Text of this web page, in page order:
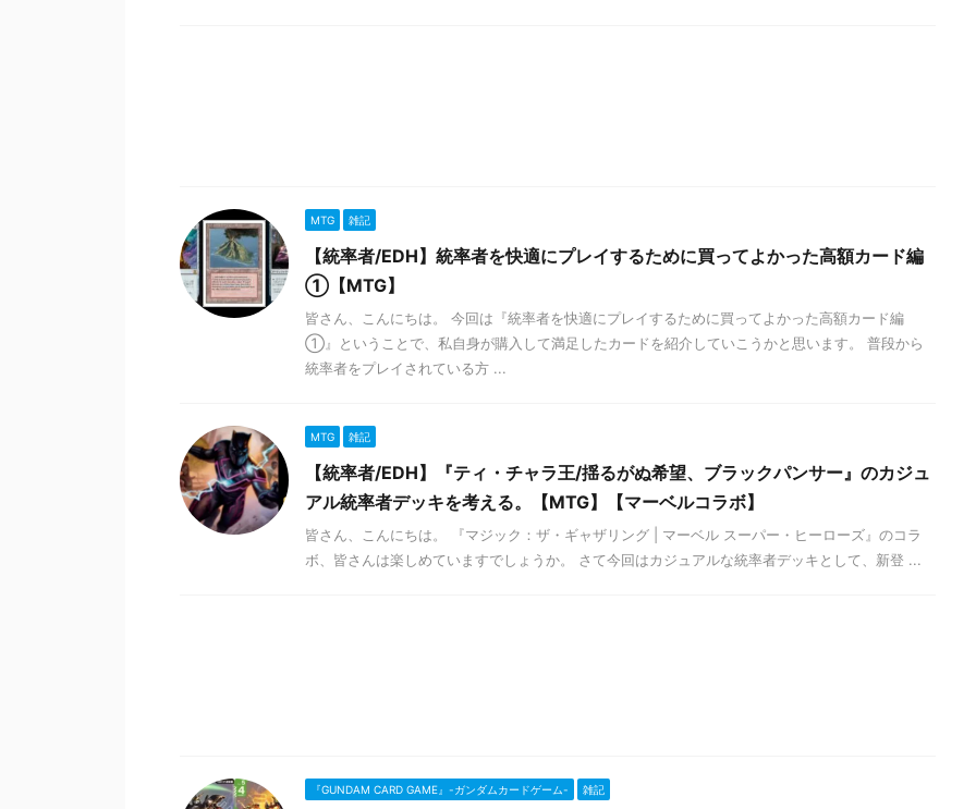
MTG 雑記
【統率者/EDH】統率者を快適にプレイするために買ってよかった高額カード編
①【MTG】
皆さん、こんにちは。 今回は『統率者を快適にプレイするために買ってよかった高額カード編
①』ということで、私自身が購入して満足したカードを紹介していこうかと思います。 普段から
統率者をプレイされている方 ...
MTG 雑記
【統率者/EDH】『ティ・チャラ王/揺るがぬ希望、ブラックパンサー』のカジュ
アル統率者デッキを考える。【MTG】【マーベルコラボ】
皆さん、こんにちは。 『マジック：ザ・ギャザリング | マーベル スーパー・ヒーローズ』のコラ
ボ、皆さんは楽しめていますでしょうか。 さて今回はカジュアルな統率者デッキとして、新登 ...
『GUNDAM CARD GAME』-ガンダムカードゲーム- 雑記